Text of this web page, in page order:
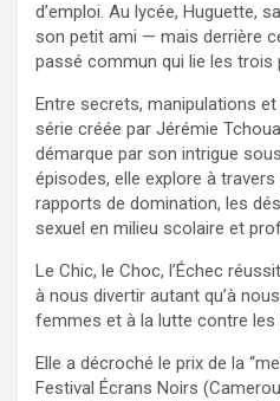
d’emploi. Au lycée, Huguette,
son petit ami — mais derrière
passé commun qui lie les trois
Entre secrets, manipulations
série créée par Jérémie
démarque par son intrigue
épisodes, elle explore à
rapports de domination, les
sexuel en milieu scolaire et
Le Chic, le Choc, l’Échec
à nous divertir autant qu’à
femmes et à la lutte contre les
Elle a décroché le prix de la
Festival Écrans Noirs